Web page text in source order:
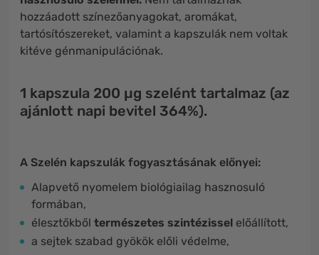
hozzáadott színezőanyagokat, aromákat,
tartósítószereket, valamint a kapszulák nem voltak
kitéve génmanipulációnak.
1 kapszula 200 µg szelént tartalmaz (az
ajánlott napi bevitel 364%).
A Szelén kapszulák fogyasztásának előnyei:
Alapvető nyomelem biológiailag hasznosuló
formában,
élesztőkből természetes szintézissel előállított,
a sejtek szabad gyökök előli védelme,